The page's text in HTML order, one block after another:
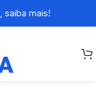
saiba mais!